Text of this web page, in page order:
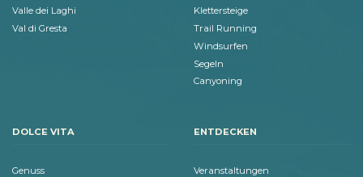
Valle dei Laghi
Val di Gresta
Klettersteige
Trail Running
Windsurfen
Segeln
Canyoning
DOLCE VITA
Genuss
ENTDECKEN
Veranstaltungen